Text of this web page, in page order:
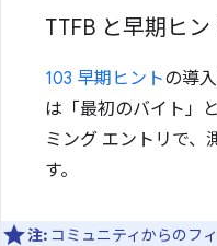
TTFB と早期ヒン
103 早期ヒントの導
は「最初のバイト」
ミング エントリで、
す。
注: コミュニティからのフ